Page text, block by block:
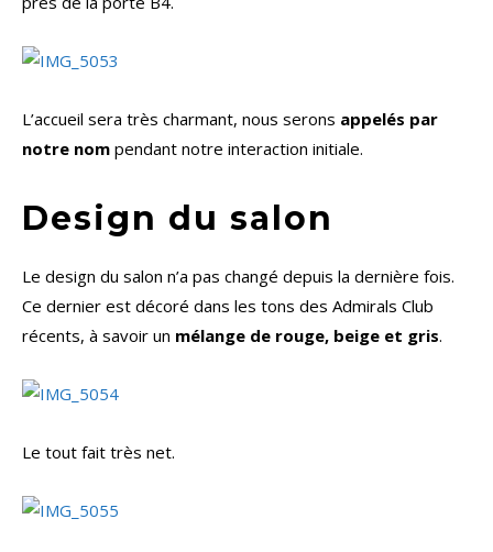
L’accueil sera très charmant, nous serons appelés par
notre nom pendant notre interaction initiale.
Design du salon
Le design du salon n’a pas changé depuis la dernière fois.
Ce dernier est décoré dans les tons des Admirals Club
récents, à savoir un mélange de rouge, beige et gris.
Le tout fait très net.